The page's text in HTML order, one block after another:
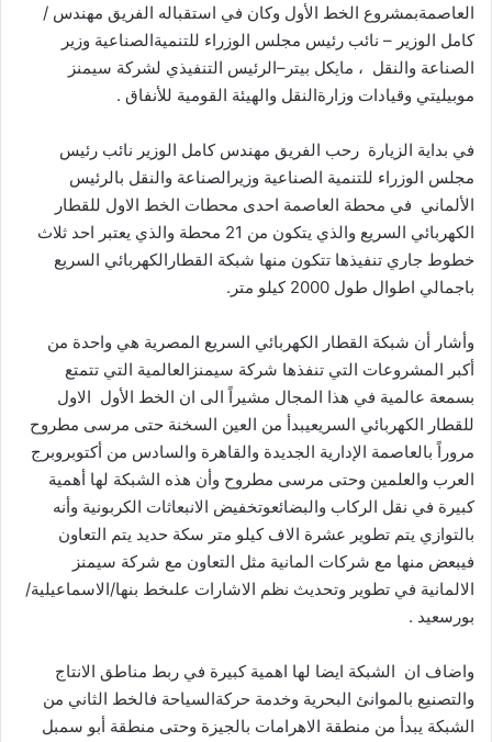
العاصمةبمشروع الخط الأول وكان في استقباله الفريق مهندس /
كامل الوزير – نائب رئيس مجلس الوزراء للتنميةالصناعية وزير
الصناعة والنقل ، مايكل بيتر –الرئيس التنفيذي لشركة سيمنز
موبيليتي وقيادات وزارةالنقل والهيئة القومية للأنفاق .
في بداية الزيارة رحب الفريق مهندس كامل الوزير نائب رئيس
مجلس الوزراء للتنمية الصناعية وزير الصناعة والنقل بالرئيس
الألماني في محطة العاصمة احدى محطات الخط الاول للقطار
الكهربائي السريع والذي يتكون من محطة والذي يعتبر احد ثلاث
خطوط جاري تنفيذها تتكون منها شبكة القطار الكهربائي السريع
باجمالي اطوال طول كيلو متر .
وأشار أن شبكة القطار الكهربائي السريع المصرية هي واحدة من
أكبر المشروعات التي تنفذها شركة سيمنز العالمية التي تتمتع
بسمعة عالمية في هذا المجال مشيراً الى ان الخط الأول الاول
للقطار الكهربائي السريعيبدأ من العين السخنة حتى مرسى مطروح
مروراً بالعاصمة الإدارية الجديدة والقاهرة والسادس من أكتوبر وبرج
العرب والعلمين وحتى مرسى مطروح وأن هذه الشبكة لها أهمية
كبيرة في نقل الركاب والبضائعوتخفيض الانبعاثات الكربونية وأنه
بالتوازي يتم تطوير عشرة الاف كيلو متر سكة حديد يتم التعاون
فيبعض منها مع شركات المانية مثل التعاون مع شركة سيمنز
الالمانية في تطوير وتحديث نظم الاشارات علىخط بنها/الاسماعيلية/
بورسعيد .
واضاف ان الشبكة ايضا لها اهمية كبيرة في ربط مناطق الانتاج
والتصنيع بالموانئ البحرية وخدمة حركةالسياحة فالخط الثاني من
الشبكة يبدأ من منطقة الاهرامات بالجيزة وحتى منطقة أبو سمبل